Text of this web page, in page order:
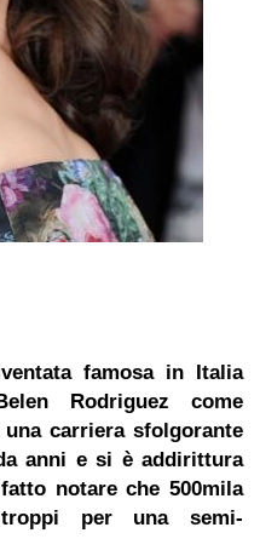
famosa in Italia
Rodriguez come
carriera sfolgorante
anni e si è addirittura
notare che 500mila
per una semi-